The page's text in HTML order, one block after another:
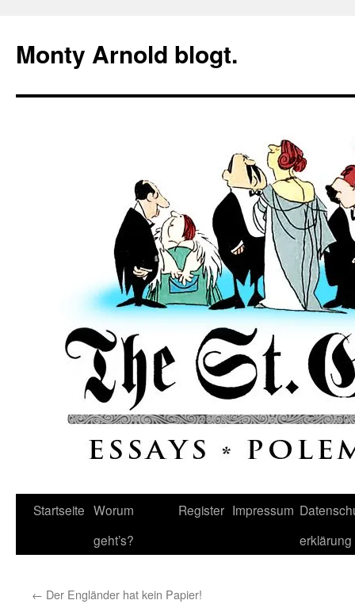
springen
Monty Arnold blogt.
Startseite Worum
geht’s?
Register Impressum
erklärung
← Der Engländer hat kein Papier!